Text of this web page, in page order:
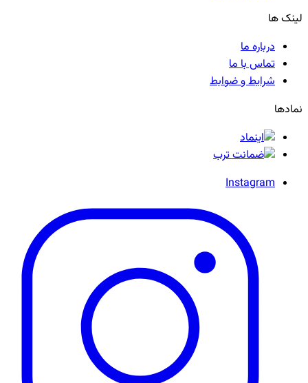
لینک ها
درباره ما
تماس با ما
شرایط و ضوابط
نمادها
Instagram